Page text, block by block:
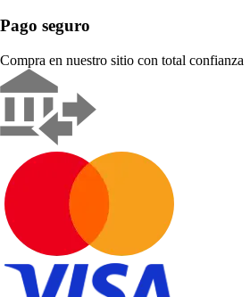
Pago seguro
Compra en nuestro sitio con total confianza